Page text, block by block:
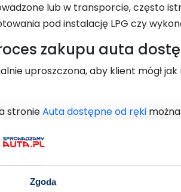
Zgoda
lub w transporcie, często
pod instalację LPG czy
zakupu auta
uproszczona, aby klient mógł
stronieAuta dostępne od ręki
w naszej siedzibie.
aut znajdujących się już w
w transporcie, ustalamy